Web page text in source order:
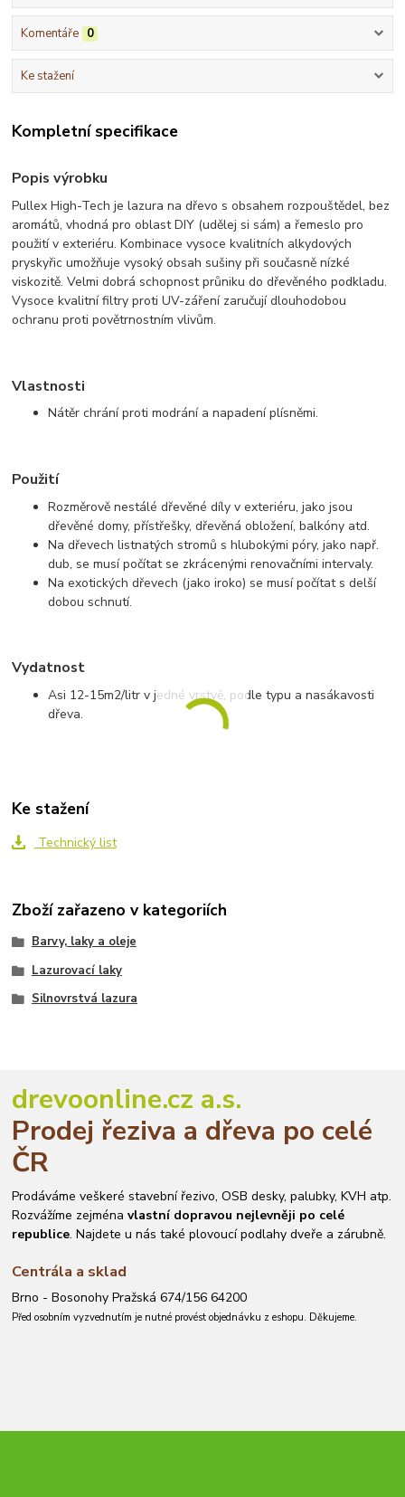
Komentáře 0
Ke stažení
Kompletní specifikace
Popis výrobku
Pullex High-Tech je lazura na dřevo s obsahem rozpouštědel, bez
aromátů, vhodná pro oblast DIY (udělej si sám) a řemeslo pro
použití v exteriéru. Kombinace vysoce kvalitních alkydových
pryskyřic umožňuje vysoký obsah sušiny při současně nízké
viskozitě. Velmi dobrá schopnost průniku do dřevěného podkladu.
Vysoce kvalitní filtry proti UV-záření zaručují dlouhodobou
ochranu proti povětrnostním vlivům.
Vlastnosti
Nátěr chrání proti modrání a napadení plísněmi.
Použití
Rozměrově nestálé dřevěné díly v exteriéru, jako jsou
dřevěné domy, přístřešky, dřevěná obložení, balkóny atd.
Na dřevech listnatých stromů s hlubokými póry, jako např.
dub, se musí počítat se zkrácenými renovačními intervaly.
Na exotických dřevech (jako iroko) se musí počítat s delší
dobou schnutí.
Vydatnost
Asi 12-15m2/litr v jedné vrstvě, podle typu a nasákavosti
dřeva.
Ke stažení
Technický list
Zboží zařazeno v kategoriích
Barvy, laky a oleje
Lazurovací laky
Silnovrstvá lazura
drevoonline.cz a.s.
Prodej řeziva a dřeva po celé
ČR
Prodáváme veškeré stavební řezivo, OSB desky, palubky, KVH atp.
Rozvážíme zejménavlastní dopravou nejlevněji po celé
republice. Najdete u nás také plovoucí podlahy dveře a zárubně.
Centrála a sklad
Brno - Bosonohy Pražská 674/156 64200
Před osobním vyzvednutím je nutné provést objednávku z eshopu. Děkujeme.